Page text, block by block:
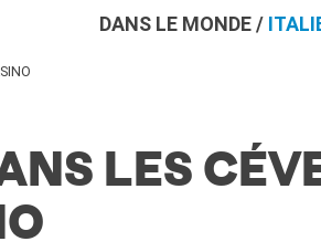
DANS LE MONDE/
LES